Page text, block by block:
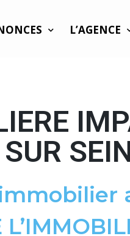
L’AGENCE